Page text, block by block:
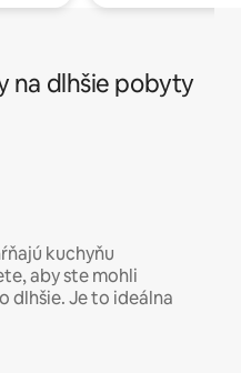
na dlhšie pobyty
kuchyňu
aby ste mohli
dlhšie. Je to ideálna